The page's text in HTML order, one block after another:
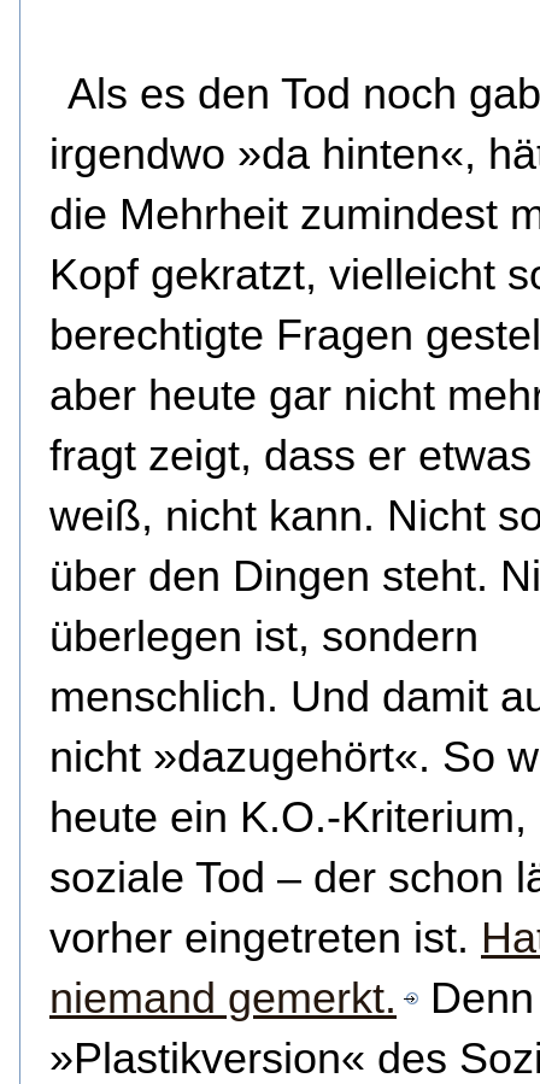
Als es den Tod noch
irgendwo »da hinten«,
die Mehrheit zumindest
Kopf gekratzt, vielleicht
berechtigte Fragen
aber heute gar nicht
fragt zeigt, dass er
weiß, nicht kann. Nicht
über den Dingen steht.
überlegen ist, sondern
menschlich. Und damit
nicht »dazugehört«. So
heute ein K.O.-Kriterium,
soziale Tod – der schon
vorher eingetreten ist.
niemand gemerkt.
»Plastikversion« des